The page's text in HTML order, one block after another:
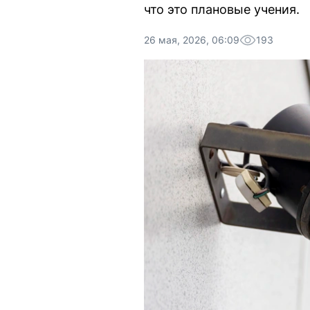
что это плановые учения.
26 мая, 2026, 06:09 193